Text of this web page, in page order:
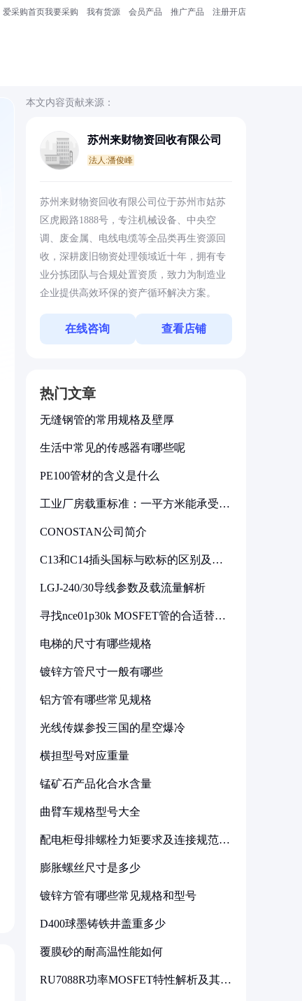
爱采购首页我要采购 我有货源 会员产品 推广产品 注册开店
本文内容贡献来源：
苏州来财物资回收有限公司
法人:潘俊峰
苏州来财物资回收有限公司位于苏州市姑苏
区虎殿路1888号，专注机械设备、中央空
调、废金属、电线电缆等全品类再生资源回
收，深耕废旧物资处理领域近十年，拥有专
业分拣团队与合规处置资质，致力为制造业
企业提供高效环保的资产循环解决方案。
在线咨询 查看店铺
热门文章
无缝钢管的常用规格及壁厚
生活中常见的传感器有哪些呢
PE100管材的含义是什么
工业厂房载重标准：一平方米能承受多
CONOSTAN公司简介
C13和C14插头国标与欧标的区别及其
LGJ-240/30导线参数及载流量解析
寻找nce01p30k MOSFET管的合适替代
电梯的尺寸有哪些规格
镀锌方管尺寸一般有哪些
铝方管有哪些常见规格
光线传媒参投三国的星空爆冷
横担型号对应重量
锰矿石产品化合水含量
曲臂车规格型号大全
配电柜母排螺栓力矩要求及连接规范详
膨胀螺丝尺寸是多少
镀锌方管有哪些常见规格和型号
D400球墨铸铁井盖重多少
覆膜砂的耐高温性能如何
RU7088R功率MOSFET特性解析及其在